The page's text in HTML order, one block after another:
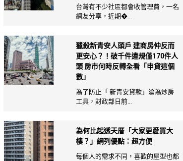
台灣有不少社區都會收管理費，一名
網友分享，近期�...
獵殺新青安人頭戶 建商房仲反而
更安心？！破千件違規僅170件人
頭 房市何時反轉全看「申貸這個
數」
為了防止「 新青安貸款」淪為炒房
工具，財政部日前...
為何比起透天厝「大家更愛買大
樓？」網列優點：超方便
每個人的需求不同，喜歡的屋型也都